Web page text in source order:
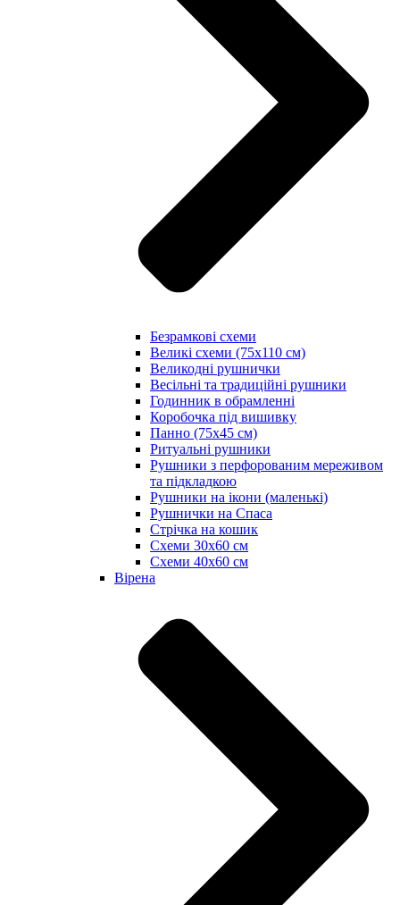
Безрамкові схеми
Великі схеми (75х110 см)
Великодні рушнички
Весільні та традиційні рушники
Годинник в обрамленні
Коробочка під вишивку
Панно (75х45 см)
Ритуальні рушники
Рушники з перфорованим мереживом
та підкладкою
Рушники на ікони (маленькі)
Рушнички на Спаса
Стрічка на кошик
Схеми 30х60 см
Схеми 40х60 см
Вірена